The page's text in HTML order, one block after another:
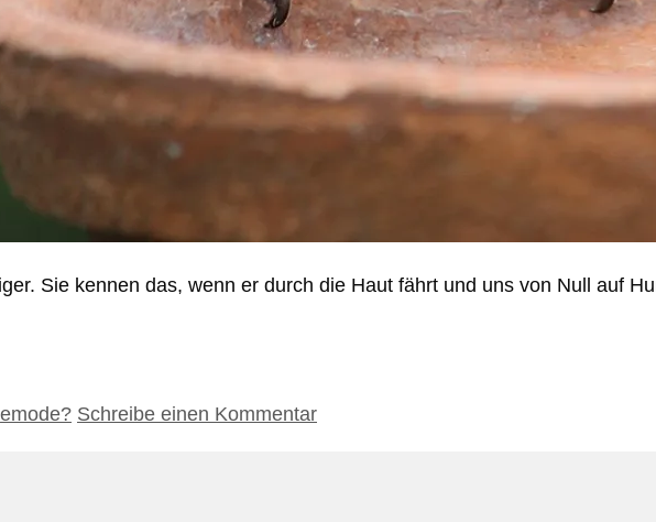
Sie kennen das, wenn er durch die Haut fährt und uns von Null auf
Schreibe einen Kommentar